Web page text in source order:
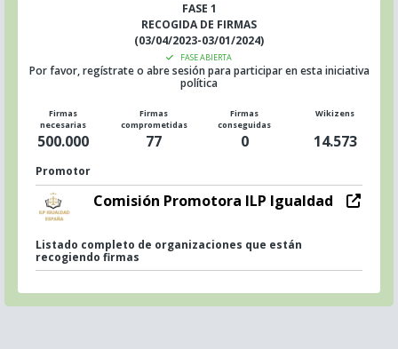
FASE 1
RECOGIDA DE FIRMAS
(03/04/2023-03/01/2024)
FASE ABIERTA
Por favor, regístrate o abre sesión para participar en esta iniciativa
política
Firmas
necesarias
Firmas
comprometidas
Firmas
conseguidas
Wikizens
500.000 77 0 14.573
Promotor
Comisión Promotora ILP Igualdad
Listado completo de organizaciones que están
recogiendo firmas